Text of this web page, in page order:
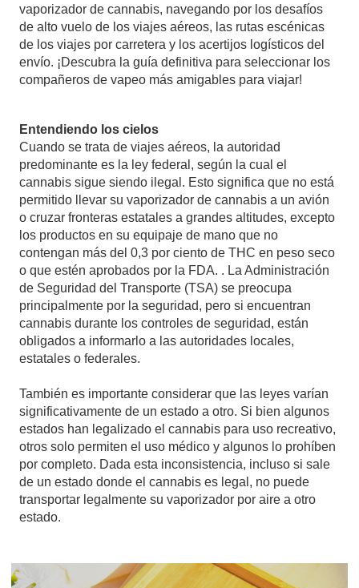
vaporizador de cannabis, navegando por los desafíos
de alto vuelo de los viajes aéreos, las rutas escénicas
de los viajes por carretera y los acertijos logísticos del
envío. ¡Descubra la guía definitiva para seleccionar los
compañeros de vapeo más amigables para viajar!
Entendiendo los cielos
Cuando se trata de viajes aéreos, la autoridad
predominante es la ley federal, según la cual el
cannabis sigue siendo ilegal. Esto significa que no está
permitido llevar su vaporizador de cannabis a un avión
o cruzar fronteras estatales a grandes altitudes, excepto
los productos en su equipaje de mano que no
contengan más del 0,3 por ciento de THC en peso seco
o que estén aprobados por la FDA. . La Administración
de Seguridad del Transporte (TSA) se preocupa
principalmente por la seguridad, pero si encuentran
cannabis durante los controles de seguridad, están
obligados a informarlo a las autoridades locales,
estatales o federales.
También es importante considerar que las leyes varían
significativamente de un estado a otro. Si bien algunos
estados han legalizado el cannabis para uso recreativo,
otros solo permiten el uso médico y algunos lo prohíben
por completo. Dada esta inconsistencia, incluso si sale
de un estado donde el cannabis es legal, no puede
transportar legalmente su vaporizador por aire a otro
estado.